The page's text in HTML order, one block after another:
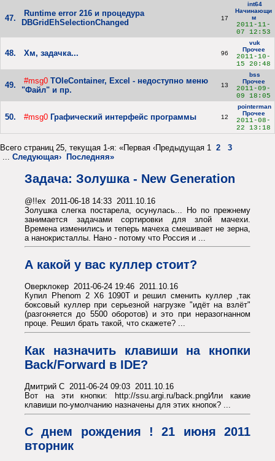
47.
Runtime error 216 и процедура
DBGridEhSelectionChanged
17
int64
Начинающи
м
2011-11-
07 12:53
48. Хм, задачка... 96
vuk
Прочее
2011-10-
15 20:48
49. #msg0 TOleContainer, Excel - недоступно меню
"Файл" и пр.
13
bss
Прочее
2011-09-
09 18:05
50. #msg0 Графический интерфейс программы 12
pointerman
Прочее
2011-08-
22 13:18
Всего страниц 25, текущая 1-я: «Первая ‹Предыдущая 1 2
3
... Следующая› Последняя»
Задача: Золушка - New Generation
@!!ex 2011-06-18 14:33 2011.10.16
Золушка слегка постарела, осунулась... Но по прежнему
занимается задачами сортировки для злой мачехи.
Времена изменились и теперь мачеха смешивает не зерна,
а нанокристаллы. Нано - потому что Россия и ...
А какой у вас куллер стоит?
Оверклокер 2011-06-24 19:46 2011.10.16
Купил Phenom 2 X6 1090T и решил сменить куллер ,так
боксовый куллер при серьезной нагрузке "идёт на взлёт"
(разгоняется до 5500 оборотов) и это при неразогнанном
проце. Решил брать такой, что скажете? ...
Как назначить клавиши на кнопки
Back/Forward в IDE?
Дмитрий С 2011-06-24 09:03 2011.10.16
Вот на эти кнопки: http://ssu.argi.ru/back.pngИли какие
клавиши по-умолчанию назначены для этих кнопок? ...
С днем рождения ! 21 июня 2011
вторник